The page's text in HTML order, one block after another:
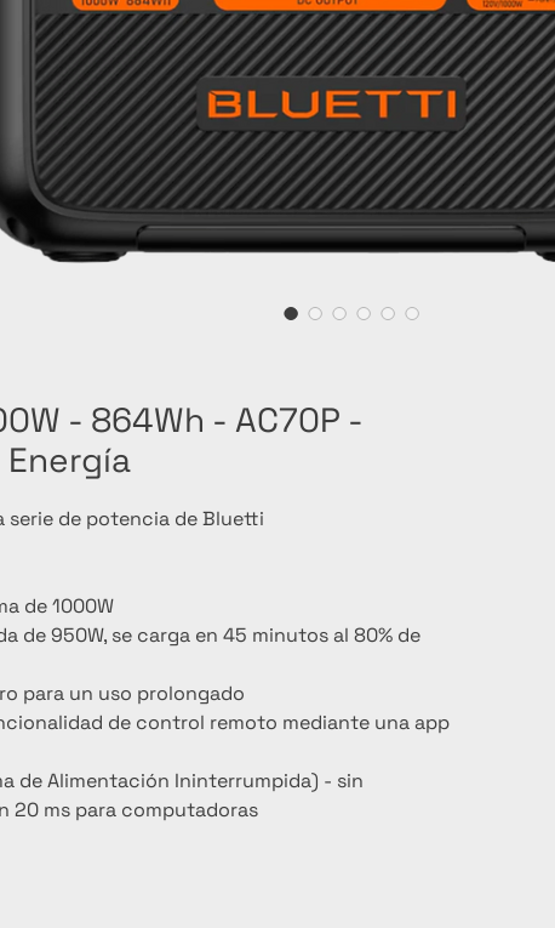
- 864Wh - AC70P -
serie de potencia de Bluetti
de 1000W
de 950W, se carga en 45 minutos al 80% de
para un uso prolongado
de control remoto mediante una app
de Alimentación Ininterrumpida) - sin
20 ms para computadoras